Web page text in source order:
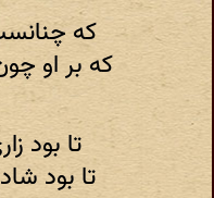
که
که بر او
تا بود
تا بود